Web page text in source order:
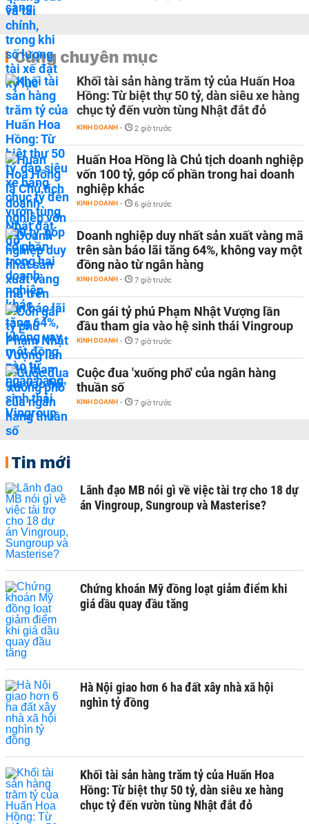
Cùng chuyên mục
Khối tài sản hàng trăm tỷ của Huấn Hoa
Hồng: Từ biệt thự 50 tỷ, dàn siêu xe hàng
chục tỷ đến vườn tùng Nhật đắt đỏ
KINH DOANH - 2 giờ trước
Huấn Hoa Hồng là Chủ tịch doanh nghiệp
vốn 100 tỷ, góp cổ phần trong hai doanh
nghiệp khác
KINH DOANH - 6 giờ trước
Doanh nghiệp duy nhất sản xuất vàng mã
trên sàn báo lãi tăng 64%, không vay một
đồng nào từ ngân hàng
KINH DOANH - 7 giờ trước
Con gái tỷ phú Phạm Nhật Vượng lần
đầu tham gia vào hệ sinh thái Vingroup
KINH DOANH - 7 giờ trước
Cuộc đua 'xuống phố' của ngân hàng
thuần số
KINH DOANH - 7 giờ trước
Tin mới
Lãnh đạo MB nói gì về việc tài trợ cho 18 dự
án Vingroup, Sungroup và Masterise?
Chứng khoán Mỹ đồng loạt giảm điểm khi
giá dầu quay đầu tăng
Hà Nội giao hơn 6 ha đất xây nhà xã hội
nghìn tỷ đồng
Khối tài sản hàng trăm tỷ của Huấn Hoa
Hồng: Từ biệt thự 50 tỷ, dàn siêu xe hàng
chục tỷ đến vườn tùng Nhật đắt đỏ